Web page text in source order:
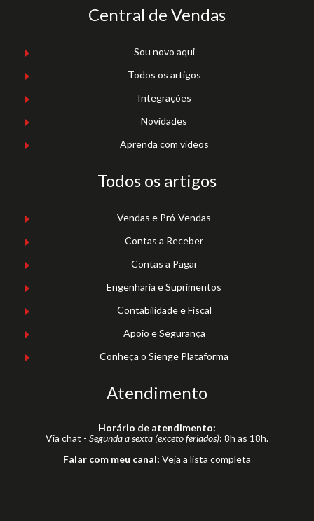
Central de Vendas
Sou novo aqui
Todos os artigos
Integrações
Novidades
Aprenda com vídeos
Todos os artigos
Vendas e Pró-Vendas
Contas a Receber
Contas a Pagar
Engenharia e Suprimentos
Contabilidade e Fiscal
Apoio e Segurança
Conheça o Sienge Plataforma
Atendimento
Horário de atendimento:
Via chat - Segunda a sexta (exceto feriados): 8h as 18h.
Falar com meu canal: Veja a lista completa